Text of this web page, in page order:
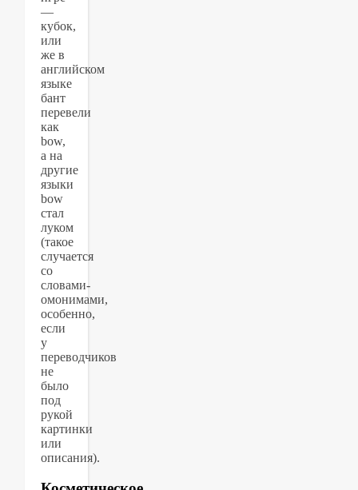
—
кубок,
или
же в
английском
языке
бант
перевели
как
bow,
а на
другие
языки
bow
стал
луком
(такое
случается
со
словами-
омонимами,
особенно,
если
у
переводчиков
не
было
под
рукой
картинки
или
описания).